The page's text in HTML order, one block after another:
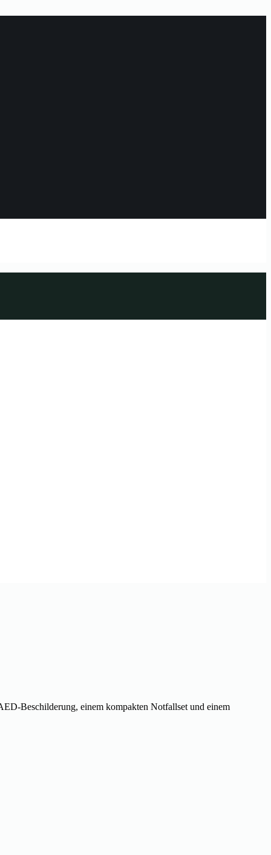
Beschilderung, einem kompakten Notfallset und einem